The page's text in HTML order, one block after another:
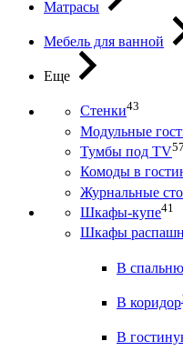
Матрасы
Мебель для ванной
Еще
Стенки43
Модульные
Тумбы под ТV57
Комоды в
Журнальные
Шкафы-купе41
Шкафы
В спальню
В коридор
В